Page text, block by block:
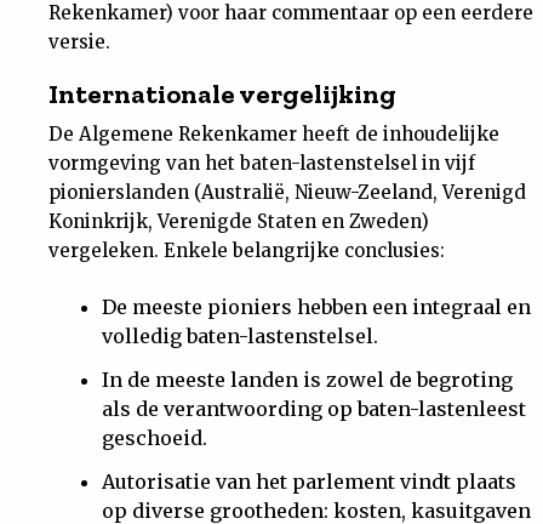
Rekenkamer) voor haar commentaar op een eerdere
versie.
Internationale vergelijking
De Algemene Rekenkamer heeft de inhoudelijke
vormgeving van het baten-lastenstelsel in vijf
pionierslanden (Australië, Nieuw-Zeeland, Verenigd
Koninkrijk, Verenigde Staten en Zweden)
vergeleken. Enkele belangrijke conclusies:
De meeste pioniers hebben een integraal en
volledig baten-lastenstelsel.
In de meeste landen is zowel de begroting
als de verantwoording op baten-lastenleest
geschoeid.
Autorisatie van het parlement vindt plaats
op diverse grootheden: kosten, kasuitgaven